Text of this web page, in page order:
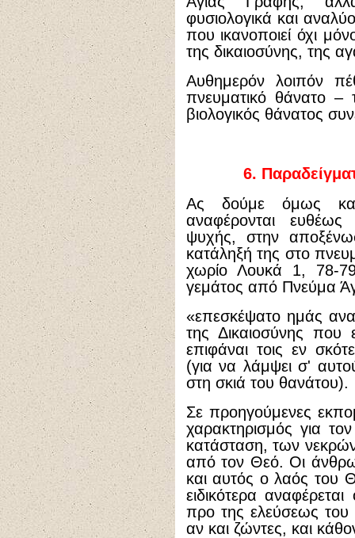
φυσιολογικά και
που ικανοποιεί όχι
της δικαιοσύνης, της
Αυθημερόν λοιπόν
πνευματικό θάνατο
βιολογικός θάνατος
6.
Ας δούμε όμως
αναφέρονται
ψυχής, στην
κατάληξή της στο
χωρίο Λουκά 1, 78-
γεμάτος από Πνεύμα
«επεσκέψατο ημάς
της Δικαιοσύνης που
επιφάναι τοις εν
(για να λάμψει σ'
στη σκιά του θανάτου).
Σε προηγούμενες
χαρακτηρισμός για
κατάσταση, των
από τον Θεό. Οι
και αυτός ο λαός του
ειδικότερα
προ της ελεύσεως του
αν και ζώντες, και